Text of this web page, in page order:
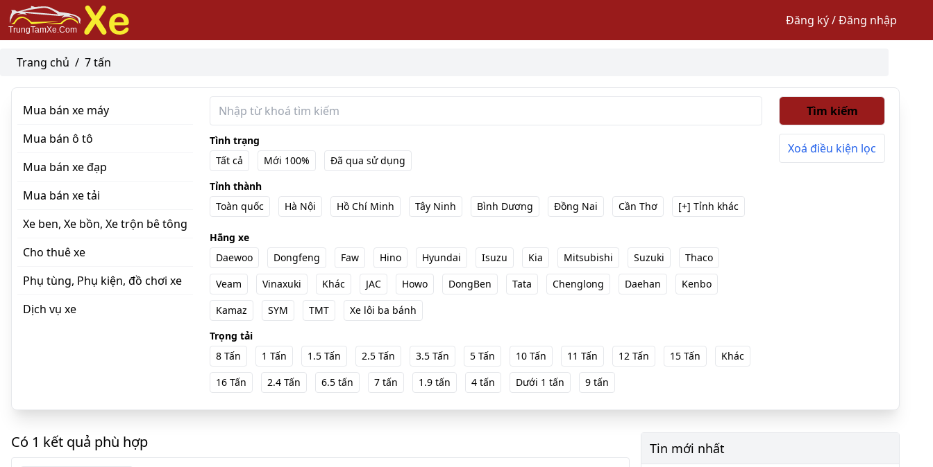
Đăng ký / Đăng nhập
Trang chủ / 7 tấn
Mua bán xe máy
Mua bán ô tô
Mua bán xe đạp
Mua bán xe tải
Xe ben, Xe bồn, Xe trộn bê tông
Cho thuê xe
Phụ tùng, Phụ kiện, đồ chơi xe
Dịch vụ xe
Tình trạng
Tất cả
Mới 100%
Đã qua sử dụng
Tỉnh thành
Toàn quốc
Hà Nội Hồ Chí Minh Tây Ninh Bình Dương Đồng Nai Cần Thơ [+] Tỉnh khác
Hãng xe
Daewoo
Dongfeng Faw Hino Hyundai Isuzu Kia Mitsubishi Suzuki
Thaco
Veam
Vinaxuki Khác JAC Howo DongBen Tata Chenglong Daehan
Kenbo
Kamaz
SYM TMT
Xe lôi ba bánh
Trọng tải
8 Tấn
1 Tấn 1.5 Tấn 2.5 Tấn 3.5 Tấn 5 Tấn 10 Tấn 11 Tấn 12 Tấn 15 Tấn
Khác
16 Tấn
2.4 Tấn 6.5 tấn 7 tấn 1.9 tấn 4 tấn Dưới 1 tấn 9 tấn
Tìm kiếm
Xoá điều kiện lọc
Có 1 kết quả phù hợp Tin mới nhất